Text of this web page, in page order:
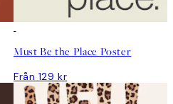
Must Be the Place Poster
Från 129 kr